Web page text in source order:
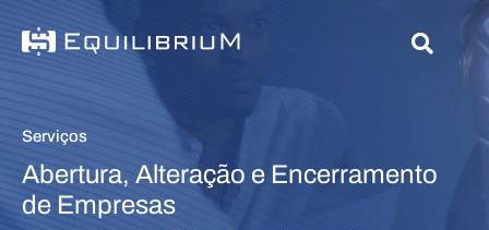
Serviços
Abertura, Alteração e Encerramento
de Empresas